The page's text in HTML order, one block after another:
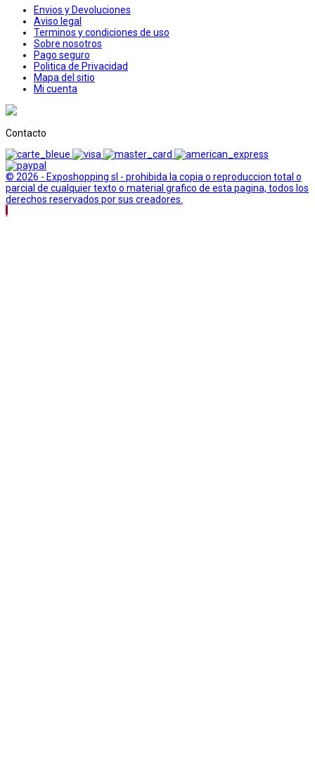
Envios y Devoluciones
Aviso legal
Terminos y condiciones de uso
Sobre nosotros
Pago seguro
Politica de Privacidad
Mapa del sitio
Mi cuenta
Contacto
© 2026 - Exposhopping sl - prohibida la copia o reproduccion total o
parcial de cualquier texto o material grafico de esta pagina, todos los
derechos reservados por sus creadores.